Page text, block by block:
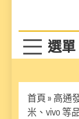
首頁 » 高通
米、vivo 等